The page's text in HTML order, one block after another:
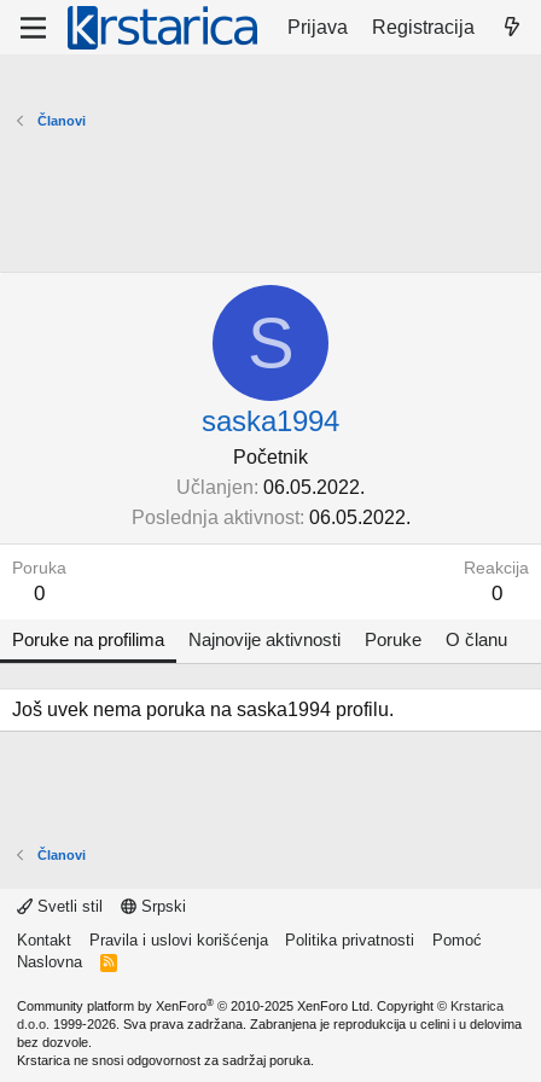
Prijava Registracija
Članovi
S
saska1994
Početnik
Učlanjen 06.05.2022.
Poslednja aktivnost 06.05.2022.
Poruka
0
Reakcija
0
Poruke na profilima Najnovije aktivnosti Poruke O članu
Još uvek nema poruka na saska1994 profilu.
Članovi
Svetli stil
Srpski
Kontakt
Pravila i uslovi korišćenja Politika privatnosti
Pomoć
Naslovna
R
Community platform by XenForo® © 2010-2025 XenForo Ltd. Copyright © Krstarica
d.o.o. 1999-2026. Sva prava zadržana. Zabranjena je reprodukcija u celini i u delovima
bez dozvole.
Krstarica ne snosi odgovornost za sadržaj poruka.